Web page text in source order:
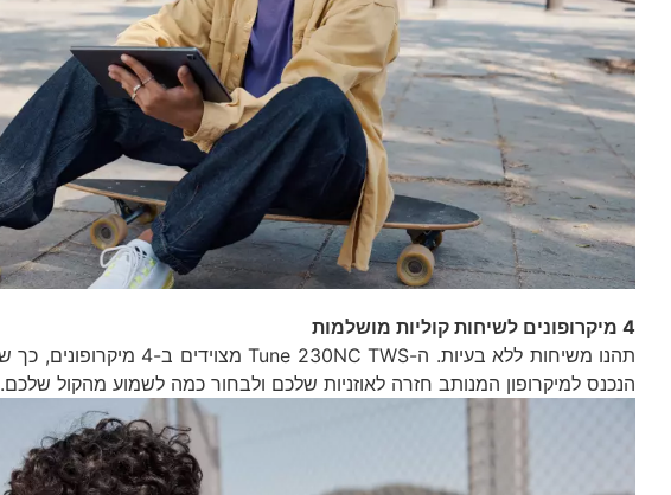
4 מיקרופונים לשיחות קוליות מושלמות
הנכנס למיקרופון המנותב חזרה לאוזניות שלכם ולבחור כמה לשמוע מהקול שלכם.